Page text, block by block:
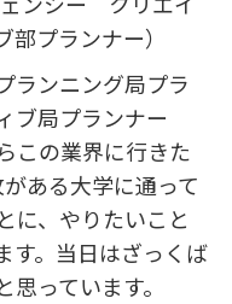
プランナー）
ンニング局プラ
ブ局プランナー
この業界に行きた
ある大学に通って
に、やりたいこと
す。当日はざっくば
っています。